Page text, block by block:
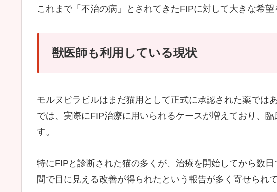
これまで「不治の病」とされてきたFIPに対して大きな希望
獣医師も利用している現状
モルヌピラビルはまだ猫用として正式に承認された薬では
では、実際にFIP治療に用いられるケースが増えており、
す。
特にFIPと診断された猫の多くが、治療を開始してから数
間で目に見える改善が得られたという報告が多く寄せられて